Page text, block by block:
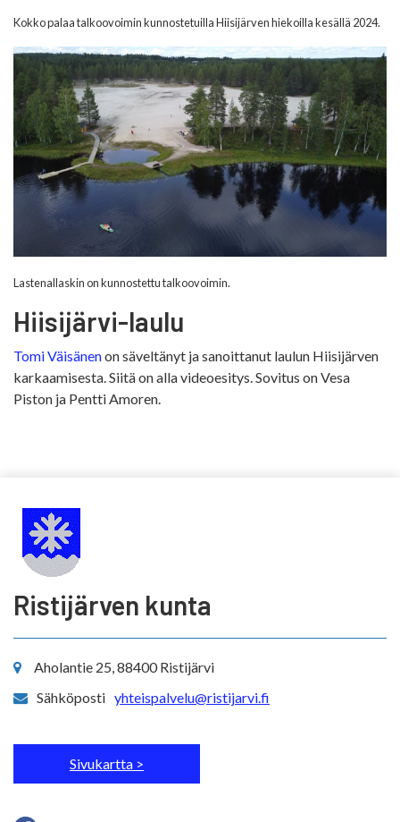
Kokko palaa talkoovoimin kunnostetuilla Hiisijärven hiekoilla kesällä 2024.
Lastenallaskin on kunnostettu talkoovoimin.
Hiisijärvi-laulu
Tomi Väisänenon säveltänyt ja sanoittanut laulun Hiisijärven
karkaamisesta. Siitä on alla videoesitys. Sovitus on Vesa
Piston ja Pentti Amoren.
Ristijärven kunta
Aholantie 25, 88400 Ristijärvi
Sähköposti yhteispalvelu@ristijarvi.fi
Sivukartta >